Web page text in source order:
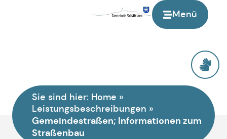
Menü
Sie sind hier: Home »
Leistungsbeschreibungen »
Gemeindestraßen; Informationen zum
Straßenbau